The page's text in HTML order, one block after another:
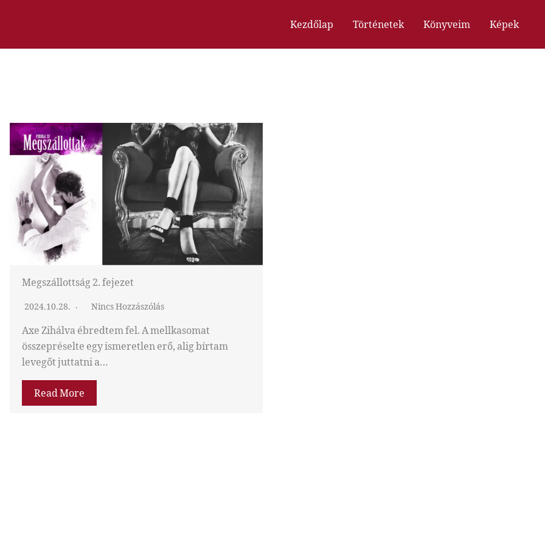
Kezdőlap Történetek Könyveim Képek
Megszállottság 2. fejezet
2024.10.28. Nincs Hozzászólás
Axe Zihálva ébredtem fel. A mellkasomat
összepréselte egy ismeretlen erő, alig bírtam
levegőt juttatni a…
Read More